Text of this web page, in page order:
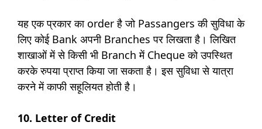
यह एक प्रकार का order है जो Passangers की सुविधा के
लिए कोई Bank अपनी Branches पर लिखता है। लिखित
शाखाओं में से किसी भी Branch में Cheque को उपस्थित
करके रुपया प्राप्त किया जा सकता है। इस सुविधा से यात्रा
करने में काफी सहूलियत होती है।
10. Letter of Credit